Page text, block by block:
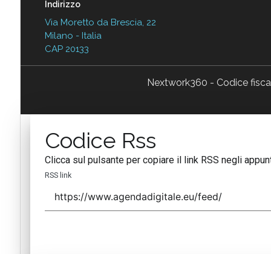
Indirizzo
Via Moretto da Brescia, 22
Milano - Italia
CAP 20133
Nextwork360 - Codice
Codice Rss
Clicca sul pulsante per copiare il link RSS negli
RSS link